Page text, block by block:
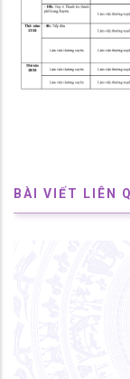
BÀI VIẾT LIÊN